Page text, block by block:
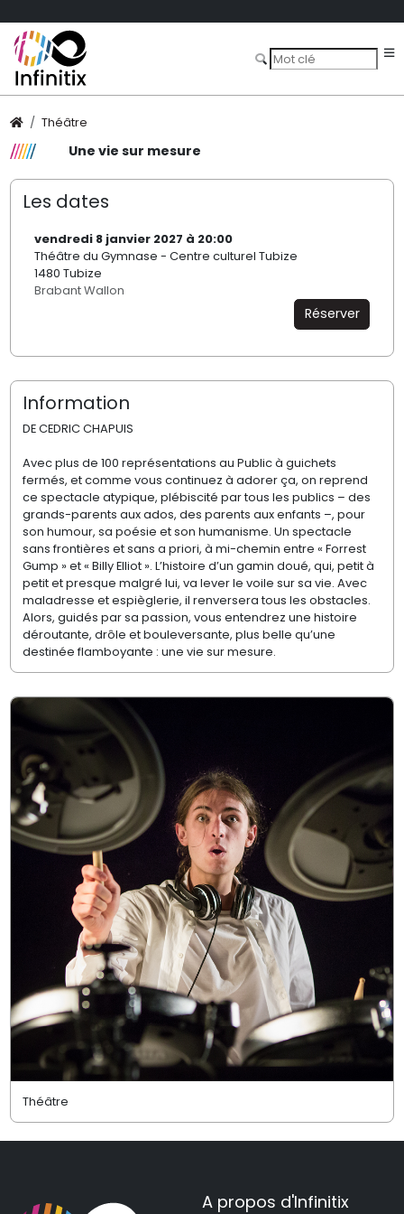
Théâtre
Une vie sur mesure
Les dates
vendredi 8 janvier 2027 à 20:00
Théâtre du Gymnase - Centre culturel Tubize
1480 Tubize
Brabant Wallon
Réserver
Information
DE CEDRIC CHAPUIS
Avec plus de 100 représentations au Public à guichets
fermés, et comme vous continuez à adorer ça, on reprend
ce spectacle atypique, plébiscité par tous les publics – des
grands-parents aux ados, des parents aux enfants –, pour
son humour, sa poésie et son humanisme. Un spectacle
sans frontières et sans a priori, à mi-chemin entre « Forrest
Gump » et « Billy Elliot ». L’histoire d’un gamin doué, qui, petit à
petit et presque malgré lui, va lever le voile sur sa vie. Avec
maladresse et espièglerie, il renversera tous les obstacles.
Alors, guidés par sa passion, vous entendrez une histoire
déroutante, drôle et bouleversante, plus belle qu’une
destinée flamboyante : une vie sur mesure.
Théâtre
A propos d'Infinitix